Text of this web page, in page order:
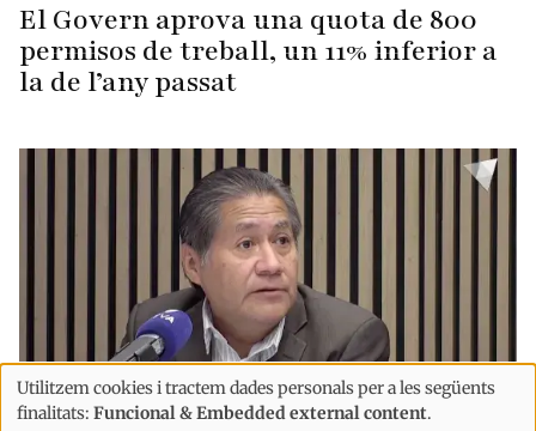
El Govern aprova una quota de 800
permisos de treball, un 11% inferior a
la de l’any passat
Ús
Utilitzem cookies i tractem dades personals per a les següents
finalitats: Funcional & Embedded external content.